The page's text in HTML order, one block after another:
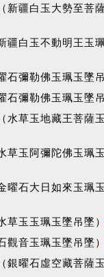
新疆白玉大勢至菩
疆白玉不動明王玉
石彌勒佛玉珮玉墜吊
石彌勒佛玉珮玉墜吊
水草玉地藏王菩薩
草玉阿彌陀佛玉珮玉
曜石大日如來玉珮玉
草玉玉珮玉墜吊墜）
觀音玉珮玉墜吊墜）
銀曜石虛空藏菩薩